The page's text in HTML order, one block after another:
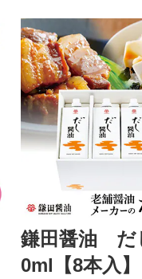
鎌田醤油 だ
0ml【8本入】